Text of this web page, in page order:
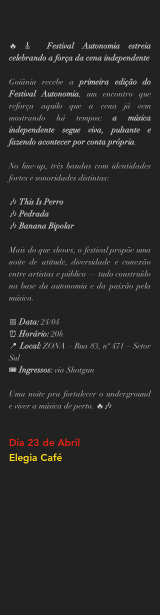
🔥🎸 Festival Autonomia estreia
celebrando a força da cena independente
Goiânia recebe a primeira edição do
Festival Autonomia, um encontro que
reforça aquilo que a cena já vem
mostrando há tempos: a música
independente segue viva, pulsante e
fazendo acontecer por conta própria.
No line-up, três bandas com identidades
fortes e sonoridades distintas:
🎶 This Is Perro
🎶 Pedrada
🎶 Banana Bipolar
Mais do que shows, o festival propõe uma
noite de atitude, diversidade e conexão
entre artistas e público — tudo construído
na base da autonomia e da paixão pela
música.
📅 Data: 24/04
⏰ Horário: 20h
📍 Local: ZONA – Rua 83, nº 471 – Setor
Sul
🎟️ Ingressos: via Shotgun
Uma noite pra fortalecer o underground
e viver a música de perto. 🔥🎶
Dia 23 de Abril
Elegia Café